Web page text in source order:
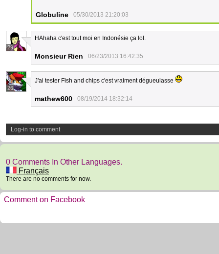
Globuline 05/30/2013 21:20:03
29
HAhaha c'est tout moi en Indonésie ça lol.
Monsieur Rien 06/23/2013 16:42:35
26
J'ai tester Fish and chips c'est vraiment dégueulasse
mathew600 08/19/2014 18:32:14
Log-in to comment
0 Comments In Other Languages.
Français
There are no comments for now.
Comment on Facebook